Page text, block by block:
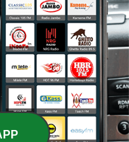
Market Insights
Traders | Crystal Ball
Markets